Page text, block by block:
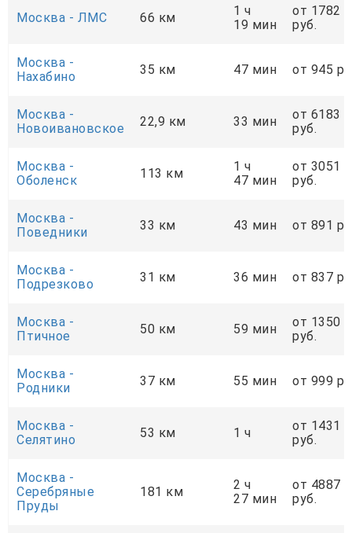
Москва - ЛМС 66 км
1 ч
19 мин
от 1782
руб.
Москва -
Нахабино
35 км 47 мин от 945
Москва -
Новоивановское
22,9 км 33 мин
от 6183
руб.
Москва -
Оболенск
113 км
1 ч
47 мин
от 3051
руб.
Москва -
Поведники
33 км 43 мин от 891
Москва -
Подрезково
31 км 36 мин от 837
Москва -
Птичное
50 км 59 мин
от 1350
руб.
Москва -
Родники
37 км 55 мин от 999
Москва -
Селятино
53 км 1 ч
от 1431
руб.
Москва -
Серебряные
Пруды
181 км
2 ч
27 мин
от 4887
руб.